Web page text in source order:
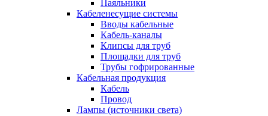
Паяльники
Кабеленесущие системы
Вводы кабельные
Кабель-каналы
Клипсы для труб
Площадки для труб
Трубы гофрированные
Кабельная продукция
Кабель
Провод
Лампы (источники света)